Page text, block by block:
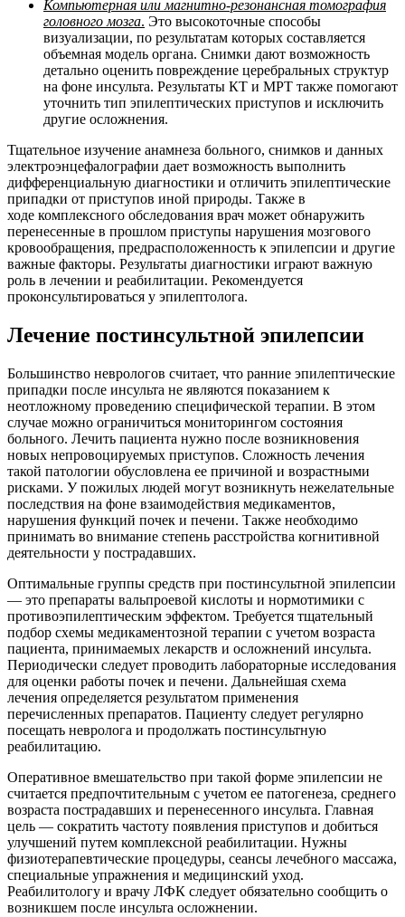
Компьютерная или магнитно-резонансная томография
головного мозга. Это высокоточные способы
визуализации, по результатам которых составляется
объемная модель органа. Снимки дают возможность
детально оценить повреждение церебральных структур
на фоне инсульта. Результаты КТ и МРТ также помогают
уточнить тип эпилептических приступов и исключить
другие осложнения.
Тщательное изучение анамнеза больного, снимков и данных
электроэнцефалографии дает возможность выполнить
дифференциальную диагностики и отличить эпилептические
припадки от приступов иной природы. Также в
ходе комплексного обследования врач может обнаружить
перенесенные в прошлом приступы нарушения мозгового
кровообращения, предрасположенность к эпилепсии и другие
важные факторы. Результаты диагностики играют важную
роль в лечении и реабилитации. Рекомендуется
проконсультироваться у эпилептолога.
Лечение постинсультной эпилепсии
Большинство неврологов считает, что ранние эпилептические
припадки после инсульта не являются показанием к
неотложному проведению специфической терапии. В этом
случае можно ограничиться мониторингом состояния
больного. Лечить пациента нужно после возникновения
новых непровоцируемых приступов. Сложность лечения
такой патологии обусловлена ее причиной и возрастными
рисками. У пожилых людей могут возникнуть нежелательные
последствия на фоне взаимодействия медикаментов,
нарушения функций почек и печени. Также необходимо
принимать во внимание степень расстройства когнитивной
деятельности у пострадавших.
Оптимальные группы средств при постинсультной эпилепсии
— это препараты вальпроевой кислоты и нормотимики с
противоэпилептическим эффектом. Требуется тщательный
подбор схемы медикаментозной терапии с учетом возраста
пациента, принимаемых лекарств и осложнений инсульта.
Периодически следует проводить лабораторные исследования
для оценки работы почек и печени. Дальнейшая схема
лечения определяется результатом применения
перечисленных препаратов. Пациенту следует регулярно
посещать невролога и продолжать постинсультную
реабилитацию.
Оперативное вмешательство при такой форме эпилепсии не
считается предпочтительным с учетом ее патогенеза, среднего
возраста пострадавших и перенесенного инсульта. Главная
цель — сократить частоту появления приступов и добиться
улучшений путем комплексной реабилитации. Нужны
физиотерапевтические процедуры, сеансы лечебного массажа,
специальные упражнения и медицинский уход.
Реабилитологу и врачу ЛФК следует обязательно сообщить о
возникшем после инсульта осложнении.